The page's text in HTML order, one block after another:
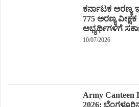
ಕರ್ನಾಟಕ ಅರಣ್ಯ
775 ಅರಣ್ಯ
ಅಭ್ಯರ್ಥಿಗಳಿಗೆ
10/07/2026
Army Canteen
2026: